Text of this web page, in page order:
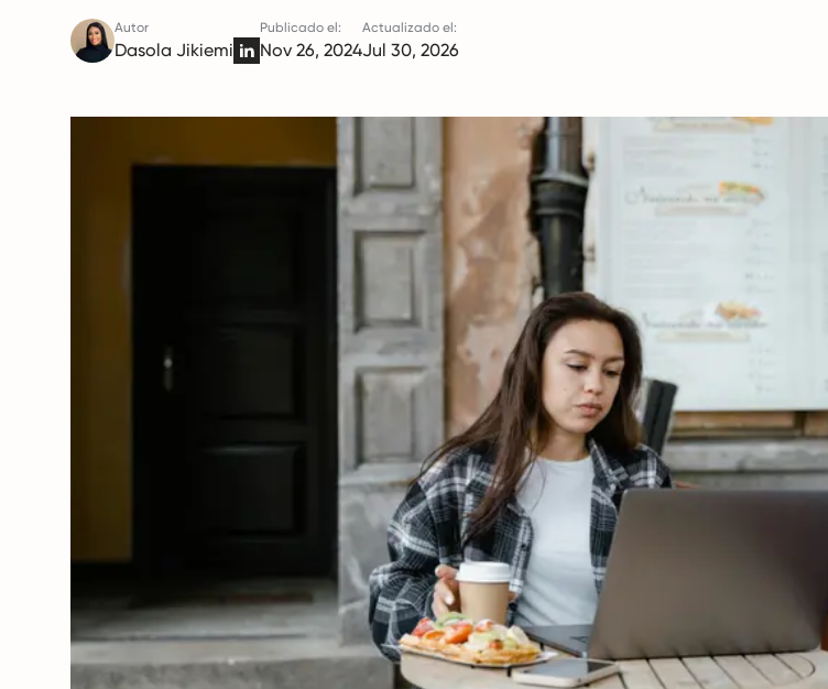
Autor
Dasola Jikiemi
Publicado el:
Nov 26, 2024
Actualizado el:
Jul 30, 2026